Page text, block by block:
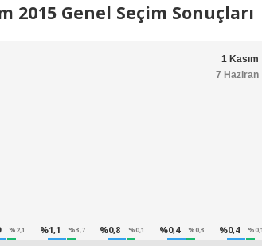
2015 Genel Seçim Sonuçları
1 Kasım
7 Haziran
%2,1 %1,1 %3,7 %0,8 %0,1 %0,4 %0,3 %0,4 %0,1